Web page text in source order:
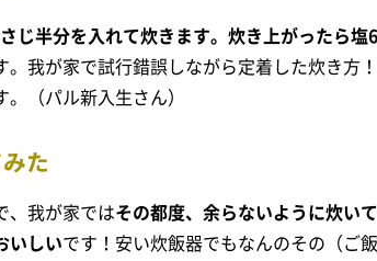
じ半分を入れて炊きます。炊き上がったら塩
我が家で試行錯誤しながら定着した炊き方！
（パル新入生さん）
た
、我が家ではその都度、余らないように炊いて
いしいです！安い炊飯器でもなんのその（ご